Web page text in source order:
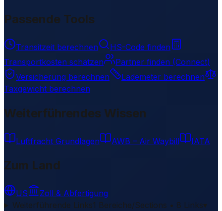
Passende Tools
Transitzeit berechnen
HS-Code finden
Transportkosten schätzen
Partner finden (Connect)
Versicherung berechnen
Lademeter berechnen
Taxgewicht berechnen
Weiterführendes Wissen
Luftfracht Grundlagen AWB – Air Waybill IATA
Zum Land
US
Zoll & Abfertigung
Weiterführende Links1 Bereiche/Sections • 8 Links▾